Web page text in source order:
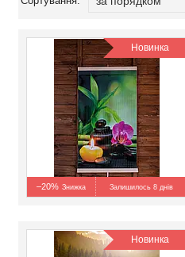
Новинка
–20% Залишилось 8 днів
Новинка